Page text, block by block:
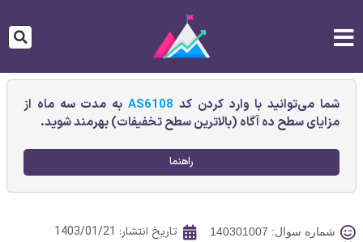
شما می‌توانید با وارد کردن کد AS6108به مدت سه ماه از
مزایای سطح ده آگاه (بالاترین سطح تخفیفات) بهرمند شوید.
راهنما
شماره سوال: 140301007 تاریخ انتشار: 1403/01/21